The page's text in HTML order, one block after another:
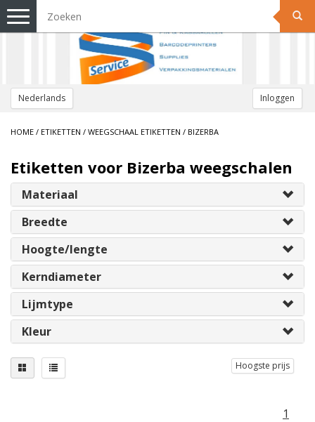
Nederlands Inloggen
Toggle
navigation
HOME / ETIKETTEN / WEEGSCHAAL ETIKETTEN / BIZERBA
Etiketten voor Bizerba weegschalen
Materiaal
Breedte
Hoogte/lengte
Kerndiameter
Lijmtype
Kleur
Hoogste prijs
1